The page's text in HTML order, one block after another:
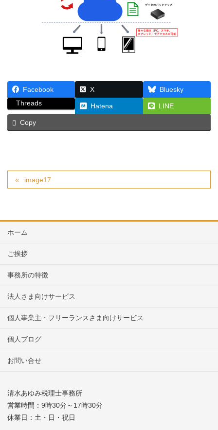
Facebook X
Bluesky
Threads
Hatena LINE
Copy
image17
ホーム
ご挨拶
事務所の特徴
法人さま向けサービス
個人事業主・フリーランスさま向けサービス
個人ブログ
お問い合せ
清水あゆみ税理士事務所
営業時間：9時30分～17時30分
休業日：土・日・祝日